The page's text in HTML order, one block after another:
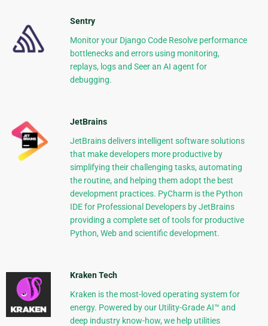
Sentry
Monitor your Django Code Resolve performance
bottlenecks and errors using monitoring,
replays, logs and Seer an AI agent for
debugging.
JetBrains
JetBrains delivers intelligent software solutions
that make developers more productive by
simplifying their challenging tasks, automating
the routine, and helping them adopt the best
development practices. PyCharm is the Python
IDE for Professional Developers by JetBrains
providing a complete set of tools for productive
Python, Web and scientific development.
Kraken Tech
Kraken is the most-loved operating system for
energy. Powered by our Utility-Grade AI™ and
deep industry know-how, we help utilities